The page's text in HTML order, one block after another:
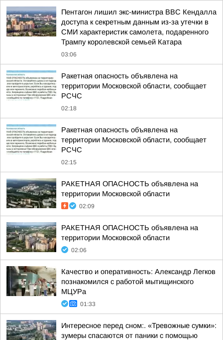
Пентагон лишил экс-министра ВВС Кендалла
доступа к секретным данным из-за утечки в
СМИ характеристик самолета, подаренного
Трампу королевской семьей Катара
03:06
Ракетная опасность объявлена на
территории Московской области, сообщает
РСЧС
02:18
Ракетная опасность объявлена на
территории Московской области, сообщает
РСЧС
02:15
РАКЕТНАЯ ОПАСНОСТЬ объявлена на
территории Московской области
02:09
РАКЕТНАЯ ОПАСНОСТЬ объявлена на
территории Московской области
02:06
Качество и оперативность: Александр Легков
познакомился с работой мытищинского
МЦУРа
01:33
Интересное перед сном:. «Тревожные сумки»:
зумеры спасаются от паники с помощью